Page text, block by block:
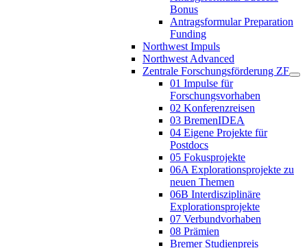
Bonus
Antragsformular Preparation
Funding
Northwest Impuls
Northwest Advanced
Zentrale Forschungsförderung ZF
01 Impulse für
Forschungsvorhaben
02 Konferenzreisen
03 BremenIDEA
04 Eigene Projekte für
Postdocs
05 Fokusprojekte
06A Explorationsprojekte zu
neuen Themen
06B Interdisziplinäre
Explorationsprojekte
07 Verbundvorhaben
08 Prämien
Bremer Studienpreis